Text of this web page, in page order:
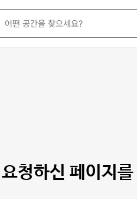
요청하신 페이지를